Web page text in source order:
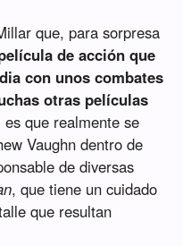
que, para sorpresa
de acción que
con unos combates
otras películas
es que realmente se
Vaughn dentro de
de diversas
, que tiene un cuidado
que resultan